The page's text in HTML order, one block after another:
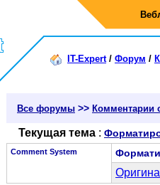
IT-Expert/ Форум /
Все форумы >> Комментарии
Текущая тема :
Comment System